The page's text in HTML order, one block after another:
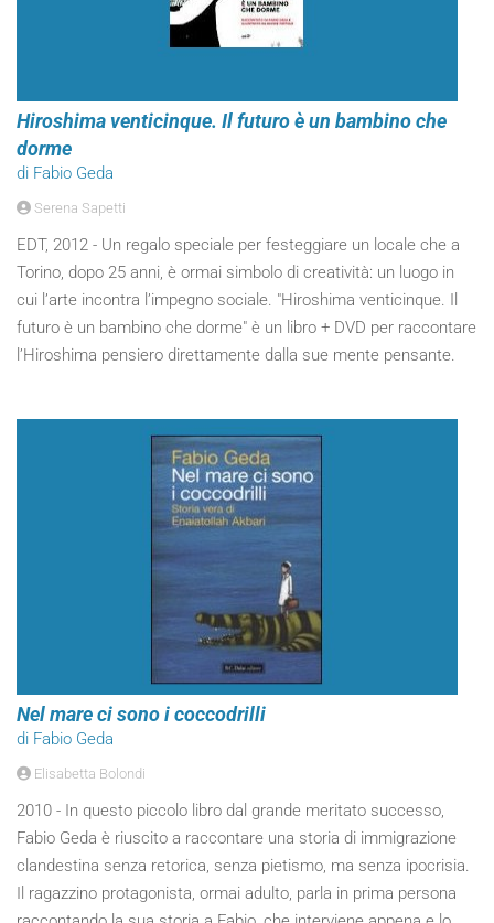
Hiroshima venticinque. Il futuro è un bambino che
dorme
di Fabio Geda
Serena Sapetti
EDT, 2012 - Un regalo speciale per festeggiare un locale che a
Torino, dopo 25 anni, è ormai simbolo di creatività: un luogo in
cui l’arte incontra l’impegno sociale. "Hiroshima venticinque. Il
futuro è un bambino che dorme" è un libro + DVD per raccontare
l’Hiroshima pensiero direttamente dalla sue mente pensante.
Nel mare ci sono i coccodrilli
di Fabio Geda
Elisabetta Bolondi
2010 - In questo piccolo libro dal grande meritato successo,
Fabio Geda è riuscito a raccontare una storia di immigrazione
clandestina senza retorica, senza pietismo, ma senza ipocrisia.
Il ragazzino protagonista, ormai adulto, parla in prima persona